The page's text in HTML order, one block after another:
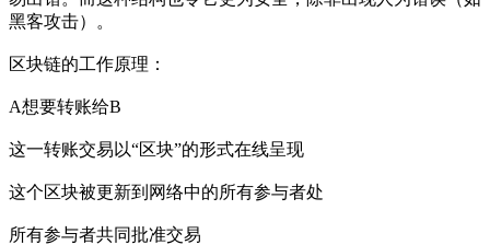
黑客攻击）。
区块链的工作原理：
A想要转账给B
这一转账交易以“区块”的形式在线呈现
这个区块被更新到网络中的所有参与者处
所有参与者共同批准交易